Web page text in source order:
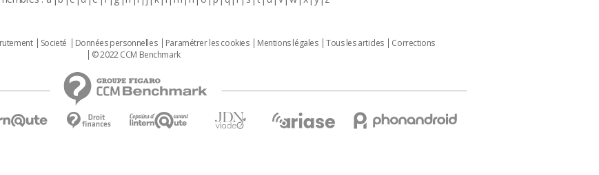
Societé Données personnelles Paramétrer les cookies Mentions légales Tous les articles
Corrections
© 2022 CCM Benchmark